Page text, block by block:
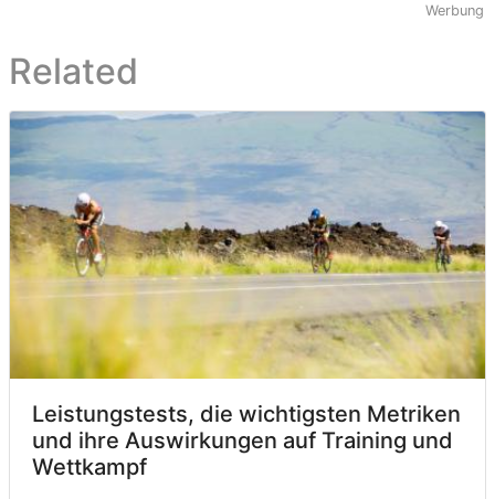
Werbung
Related
Leistungstests, die wichtigsten Metriken
und ihre Auswirkungen auf Training und
Wettkampf